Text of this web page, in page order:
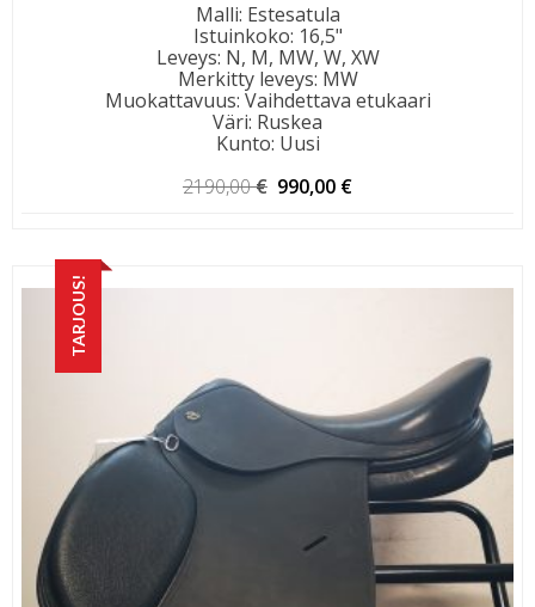
Malli: Estesatula
Istuinkoko: 16,5"
Leveys: N, M, MW, W, XW
Merkitty leveys: MW
Muokattavuus: Vaihdettava etukaari
Väri: Ruskea
Kunto: Uusi
2190,00€ Alkuperäinen
990,00 €
TARJOUS!